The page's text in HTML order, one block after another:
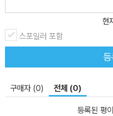
현
스포일러 포함
구매자 (0) 전체 (0)
등록된 평